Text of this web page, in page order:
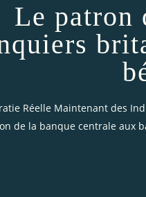
Le patron
Réelle Maintenant des
de la banque centrale aux